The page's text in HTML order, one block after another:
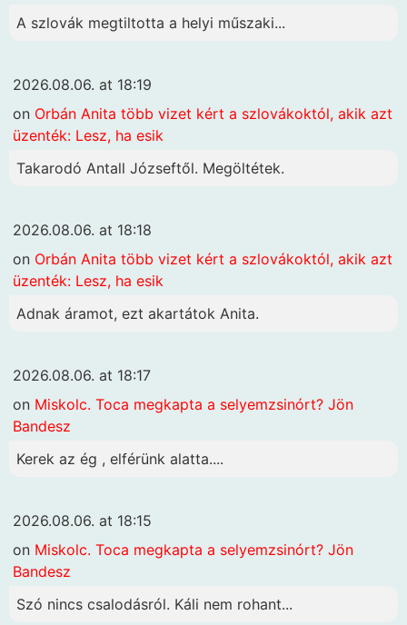
A szlovák megtiltotta a helyi műszaki...
2026.08.06. at 18:19
on Orbán Anita több vizet kért a szlovákoktól, akik azt
üzenték: Lesz, ha esik
Takarodó Antall Józseftől. Megöltétek.
2026.08.06. at 18:18
on Orbán Anita több vizet kért a szlovákoktól, akik azt
üzenték: Lesz, ha esik
Adnak áramot, ezt akartátok Anita.
2026.08.06. at 18:17
on Miskolc. Toca megkapta a selyemzsinórt? Jön
Bandesz
Kerek az ég , elférünk alatta....
2026.08.06. at 18:15
on Miskolc. Toca megkapta a selyemzsinórt? Jön
Bandesz
Szó nincs csalodásról. Káli nem rohant...